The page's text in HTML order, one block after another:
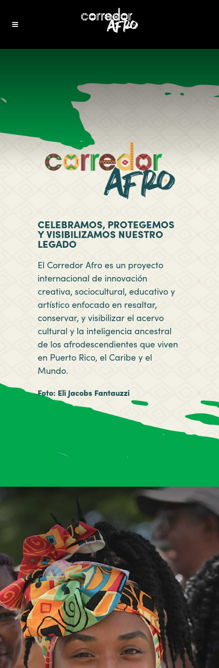
CELEBRAMOS, PROTEGEMOS
Y VISIBILIZAMOS NUESTRO
LEGADO
El Corredor Afro es un proyecto
internacional de innovación
creativa, sociocultural, educativo y
artístico enfocado en resaltar,
conservar, y visibilizar el acervo
cultural y la inteligencia ancestral
de los afrodescendientes que viven
en Puerto Rico, el Caribe y el
Mundo.
Foto: Eli Jacobs Fantauzzi